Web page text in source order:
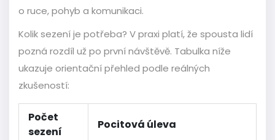
o ruce, pohyb a komunikaci.
Kolik sezení je potřeba? V praxi platí, že spousta lidí
pozná rozdíl už po první návštěvě. Tabulka níže
ukazuje orientační přehled podle reálných
zkušeností:
Počet
sezení
Pocitová úleva